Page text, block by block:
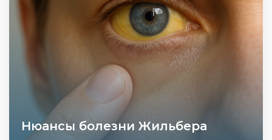
Нюансы болезни Жильбера